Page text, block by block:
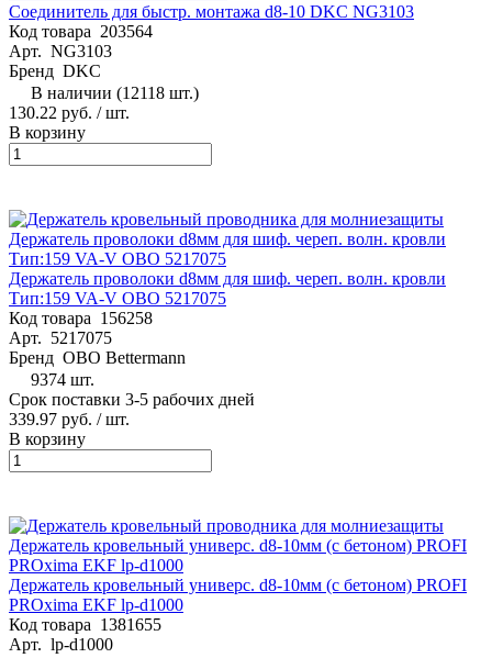
Соединитель для быстр. монтажа d8-10 DKC NG3103
Код товара 203564
Арт. NG3103
Бренд DKC
В наличии (12118 шт.)
130.22 руб. / шт.
В корзину
Держатель проволоки d8мм для шиф. череп. волн. кровли
Тип:159 VA-V OBO 5217075
Код товара 156258
Арт. 5217075
Бренд OBO Bettermann
9374 шт.
Срок поставки 3-5 рабочих дней
339.97 руб. / шт.
В корзину
Держатель кровельный универс. d8-10мм (с бетоном) PROFI
PROxima EKF lp-d1000
Код товара 1381655
Арт. lp-d1000